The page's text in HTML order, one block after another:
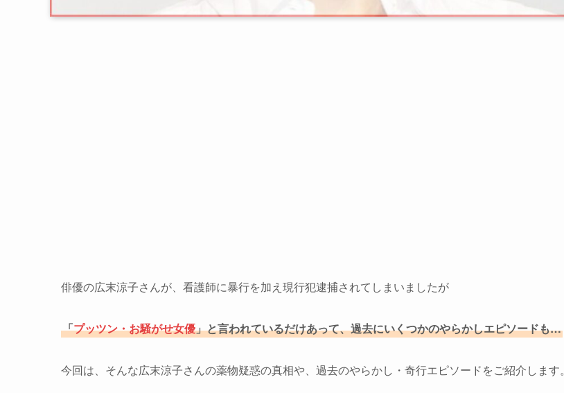
俳優の広末涼子さんが、看護師に暴行を加え現行犯逮捕されてしまいましたが
「プッツン・お騒がせ女優」と言われているだけあって、過去にいくつかのやらかしエピソードも…
今回は、そんな広末涼子さんの薬物疑惑の真相や、過去のやらかし・奇行エピソードをご紹介します。